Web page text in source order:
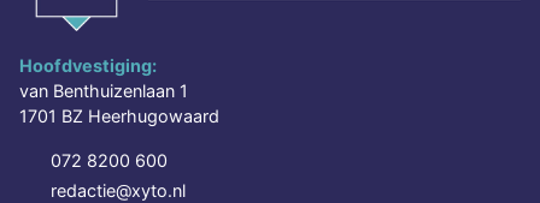
Hoofdvestiging:
van Benthuizenlaan 1
1701 BZ Heerhugowaard
072 8200 600
redactie@xyto.nl